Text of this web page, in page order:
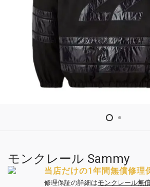
モンクレール Sammy
当店だけの1年間無償修理
修理保証の詳細はモンクレール無